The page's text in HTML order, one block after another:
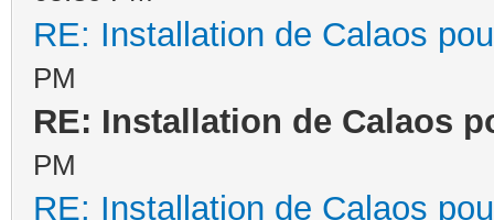
RE: Installation de Calaos
PM
RE: Installation de Calaos
PM
RE: Installation de Calaos